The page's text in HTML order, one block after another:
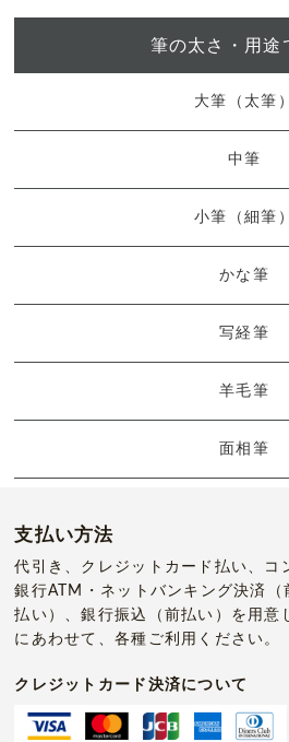
筆の太さ・用途
大筆（太筆）
中筆
小筆（細筆）
かな筆
写経筆
羊毛筆
面相筆
支払い方法
代引き、クレジットカード払い、コ
銀行ATM・ネットバンキング決済（
払い）、銀行振込（前払い）を用意
にあわせて、各種ご利用ください。
クレジットカード決済について